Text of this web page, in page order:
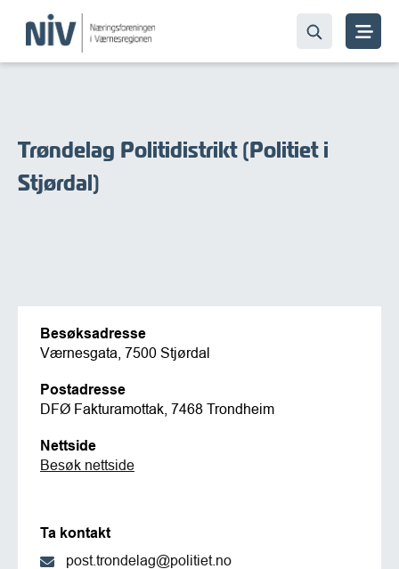
Trøndelag Politidistrikt (Politiet i
Stjørdal)
Besøksadresse
Værnesgata, 7500 Stjørdal
Postadresse
DFØ Fakturamottak, 7468 Trondheim
Nettside
Besøk nettside
Ta kontakt
post.trondelag@politiet.no